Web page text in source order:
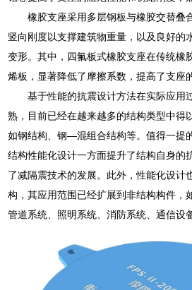
橡胶支座采用多层钢板与橡胶交替叠
竖向刚度以支撑建筑物重量，以及良好的
变形。其中，四氟板式橡胶支座在传统橡
烯板，显著降低了摩擦系数，提高了支座
基于性能的抗震设计方法在实际应用
熟，目前已经在越来越多的结构类型中得
如钢结构、钢—混组合结构等。值得一提
结构性能化设计一方面提升了结构自身的
了减隔震技术的发展。此外，性能化设计
构，其应用范围已经扩展到非结构构件，
管道系统、照明系统、消防系统、通信设